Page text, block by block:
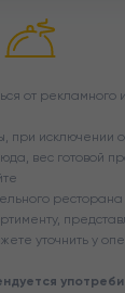
от рекламного
при исключении
вес готовой
ресторана
уточнить у